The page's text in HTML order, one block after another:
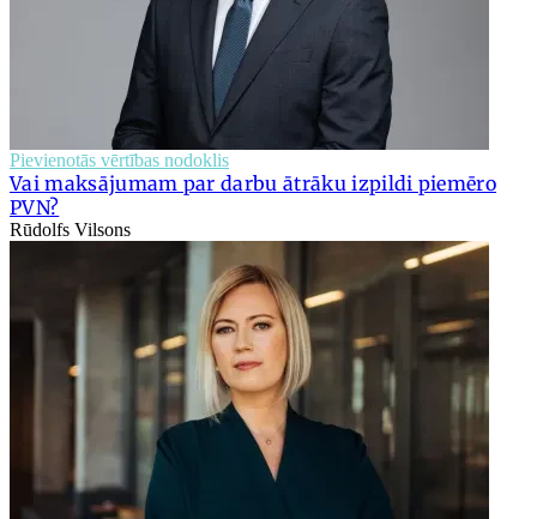
Pievienotās vērtības nodoklis
Vai maksājumam par darbu ātrāku izpildi piemēro
PVN?
Rūdolfs Vilsons